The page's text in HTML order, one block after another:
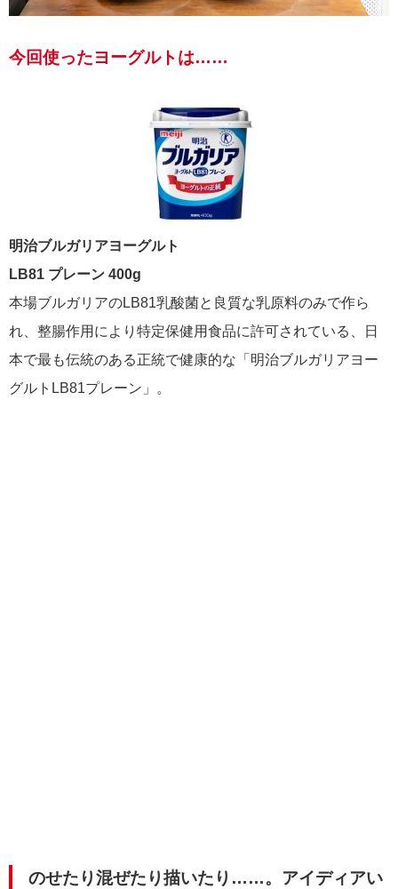
今回使ったヨーグルトは……
明治ブルガリアヨーグルト
LB81 プレーン 400g
本場ブルガリアのLB81乳酸菌と良質な乳原料のみで作ら
れ、整腸作用により特定保健用食品に許可されている、日
本で最も伝統のある正統で健康的な「明治ブルガリアヨー
グルトLB81プレーン」。
のせたり混ぜたり描いたり……。アイディアい